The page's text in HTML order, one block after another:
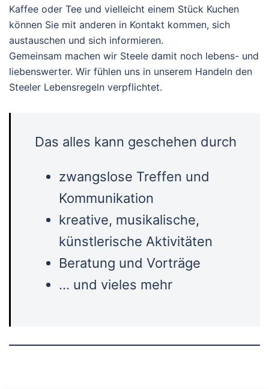
Kaffee oder Tee und vielleicht einem Stück Kuchen
können Sie mit anderen in Kontakt kommen, sich
austauschen und sich informieren.
Gemeinsam machen wir Steele damit noch lebens- und
liebenswerter. Wir fühlen uns in unserem Handeln den
Steeler Lebensregeln verpflichtet.
Das alles kann geschehen durch
zwangslose Treffen und
Kommunikation
kreative, musikalische,
künstlerische Aktivitäten
Beratung und Vorträge
… und vieles mehr